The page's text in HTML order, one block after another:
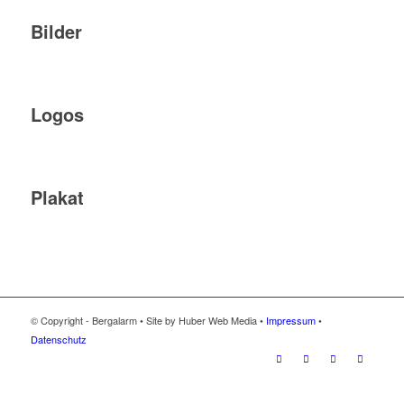
Bilder
Logos
Plakat
© Copyright - Bergalarm • Site by Huber Web Media • Impressum•
Datenschutz